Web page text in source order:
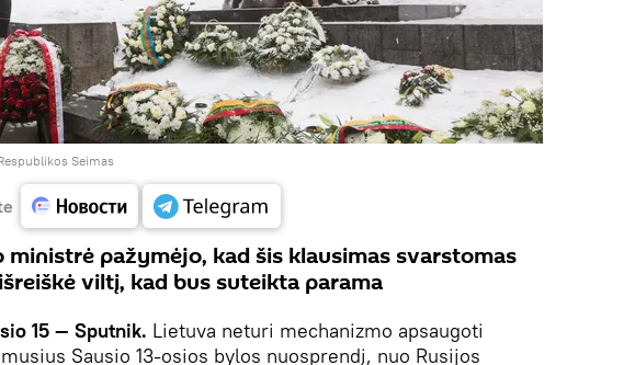
Seimas
ministrė pažymėjo, kad šis klausimas svarstomas
viltį, kad bus suteikta parama
15 — Sputnik. Lietuva neturi mechanizmo apsaugoti
Sausio 13-osios bylos nuosprendį, nuo Rusijos